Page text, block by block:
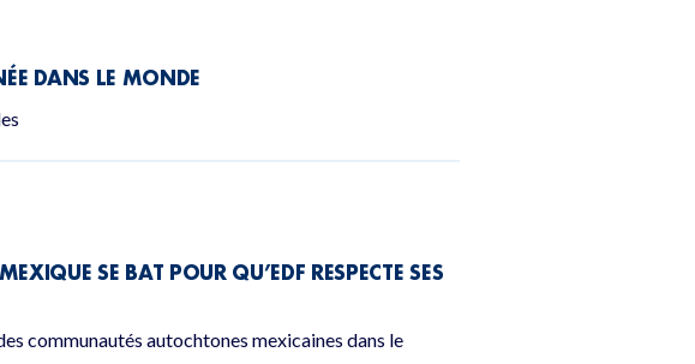
DANS LE MONDE
SE BAT POUR QU’EDF RESPECTE SES
communautés autochtones mexicaines dans le